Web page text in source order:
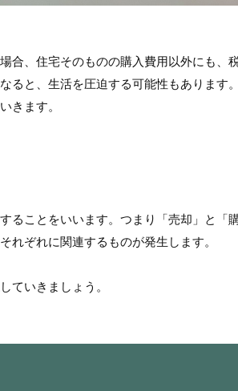
合、住宅そのものの購入費用以外にも、
ると、生活を圧迫する可能性もあります
きます。
ることをいいます。つまり「売却」と「
れぞれに関連するものが発生します。
ていきましょう。